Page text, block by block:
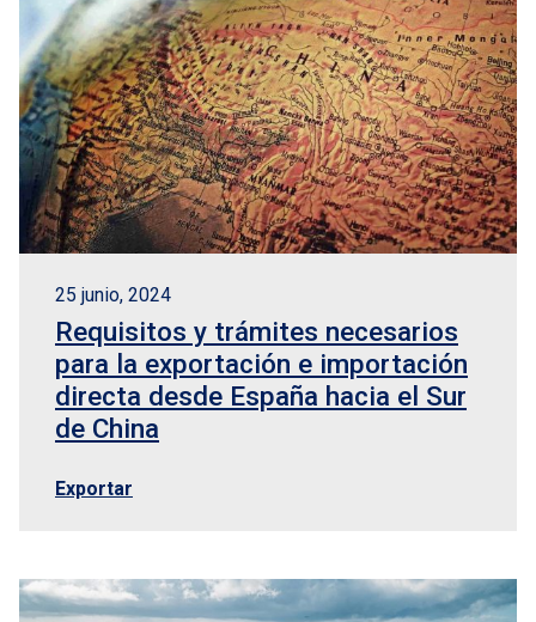
25 junio, 2024
Requisitos y trámites necesarios
para la exportación e importación
directa desde España hacia el Sur
de China
Exportar